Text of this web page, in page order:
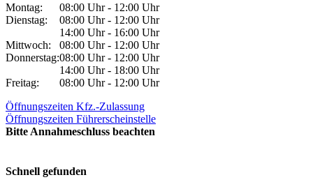
Montag:
08:00 Uhr - 12:00 Uhr
Dienstag:
08:00 Uhr - 12:00 Uhr
14:00 Uhr - 16:00 Uhr
Mittwoch:
08:00 Uhr - 12:00 Uhr
Donnerstag:08:00 Uhr - 12:00 Uhr
14:00 Uhr - 18:00 Uhr
Freitag:
08:00 Uhr - 12:00 Uhr
Öffnungszeiten Kfz.-Zulassung
Öffnungszeiten Führerscheinstelle
Bitte Annahmeschluss beachten
Schnell gefunden